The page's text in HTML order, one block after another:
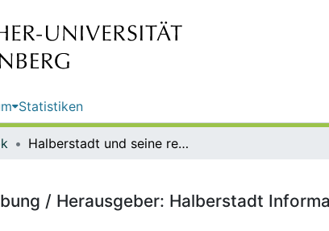
Statistiken
Halberstadt und seine reizvolle Umgebung / Herausgeber: Halberstadt Information
/ Herausgeber: Halberstadt